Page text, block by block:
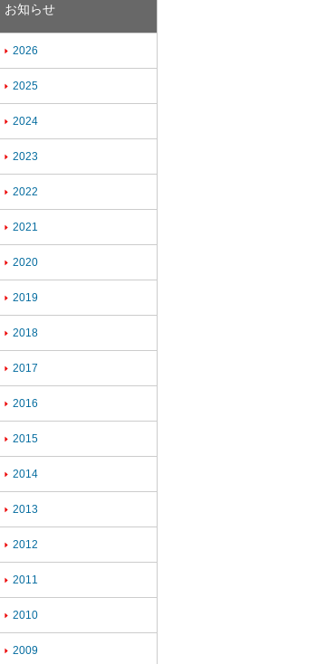
お知らせ
 2026
 2025
 2024
 2023
 2022
 2021
 2020
 2019
 2018
 2017
 2016
 2015
 2014
 2013
 2012
 2011
 2010
 2009